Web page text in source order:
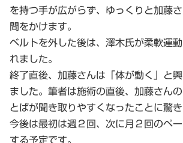
を持つ手が広がらず、ゆっくりと加藤
間をかけます。
ベルトを外した後は、澤木氏が柔軟運
れました。
終了直後、加藤さんは「体が動く」と
ました。筆者は施術の直後、加藤さん
とばが聞き取りやすくなったことに驚き
今後は最初は週２回、次に月２回のペ